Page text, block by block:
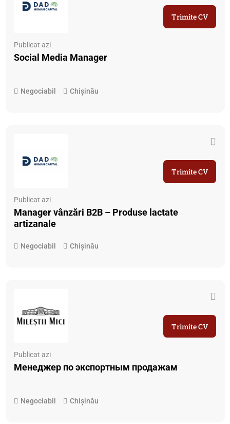
Publicat azi
Social Media Manager
Negociabil Chișinău
Trimite CV
Publicat azi
Manager vânzări B2B – Produse lactate
artizanale
Negociabil Chișinău
Trimite CV
Publicat azi
Менеджер по экспортным продажам
Negociabil Chișinău
Trimite CV